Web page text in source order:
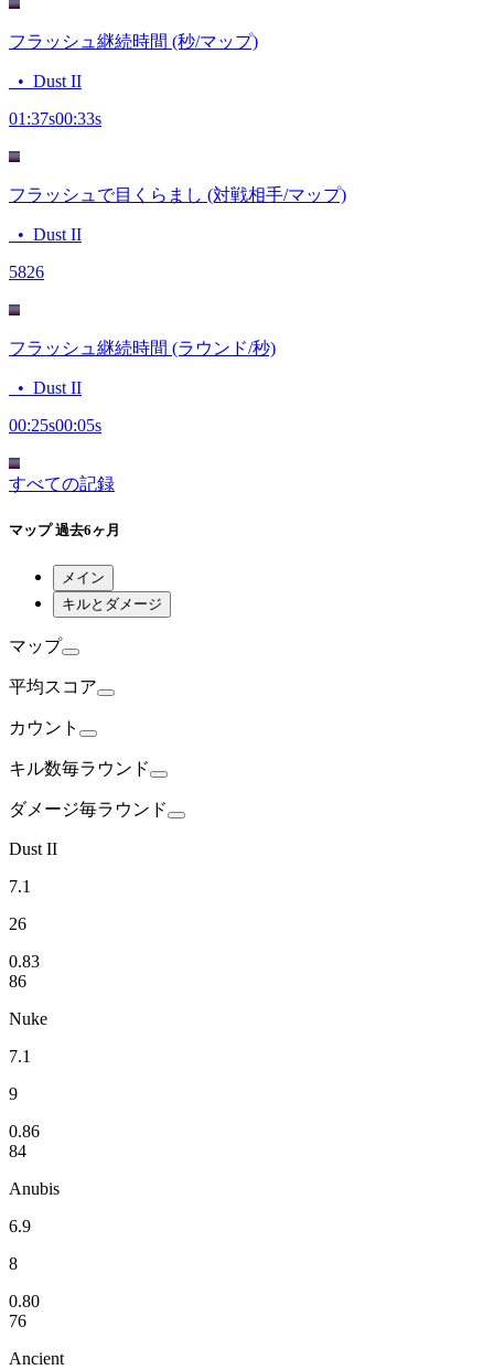
フラッシュ継続時間 (秒/マップ)
• Dust II
01:37s00:33s
フラッシュで目くらまし (対戦相手/マップ)
• Dust II
5826
フラッシュ継続時間 (ラウンド/秒)
• Dust II
00:25s00:05s
すべての記録
マップ過去6ヶ月
メイン
キルとダメージ
マップ
平均スコア
カウント
キル数毎ラウンド
ダメージ毎ラウンド
Dust II
7.1
26
0.83
86
Nuke
7.1
9
0.86
84
Anubis
6.9
8
0.80
76
Ancient